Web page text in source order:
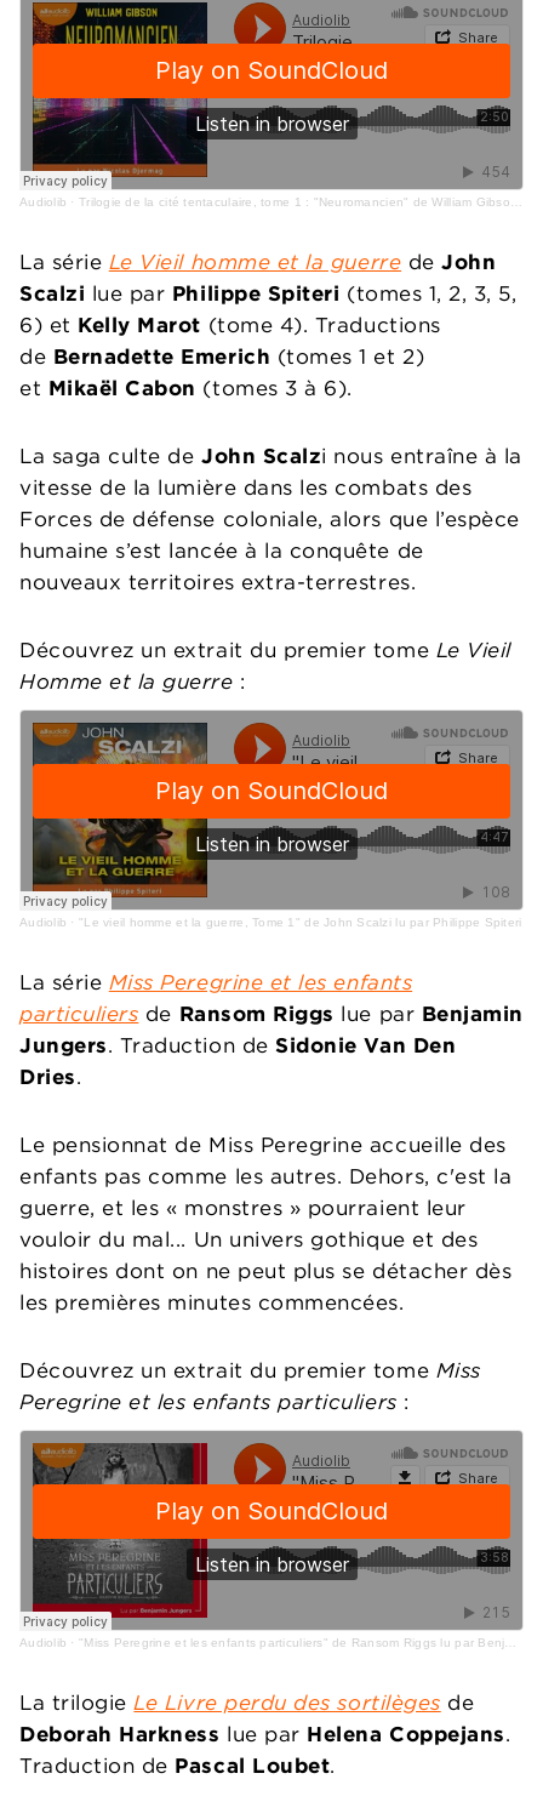
Audiolib · Trilogie de la cité tentaculaire, tome 1 : "Neuromancien" de William Gibson lu par Nicolas Djermag
La série Le Vieil homme et la guerre deJohn
Scalzi lue par Philippe Spiteri (tomes 1, 2, 3, 5,
6) et Kelly Marot (tome 4). Traductions
de Bernadette Emerich (tomes 1 et 2)
et Mikaël Cabon (tomes 3 à 6).
La saga culte deJohn Scalzi nous entraîne à la
vitesse de la lumière dans les combats des
Forces de défense coloniale, alors que l’espèce
humaine s’est lancée à la conquête de
nouveaux territoires extra-terrestres.
Découvrez un extrait du premier tome Le Vieil
Homme et la guerre :
Audiolib · "Le vieil homme et la guerre, Tome 1" de John Scalzi lu par Philippe Spiteri
La série Miss Peregrine et les enfants
particuliers de Ransom Riggs lue par Benjamin
Jungers. Traduction deSidonie Van Den
Dries.
Le pensionnat de Miss Peregrine accueille des
enfants pas comme les autres. Dehors, c'est la
guerre, et les « monstres » pourraient leur
vouloir du mal... Un univers gothique et des
histoires dont on ne peut plus se détacher dès
les premières minutes commencées.
Découvrez un extrait du premier tome Miss
Peregrine et les enfants particuliers :
Audiolib · "Miss Peregrine et les enfants particuliers" de Ransom Riggs lu par Benjamin Jungers
La trilogieLe Livre perdu des sortilèges de
Deborah Harkness lue par Helena Coppejans.
Traduction de Pascal Loubet.